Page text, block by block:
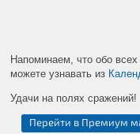
Напоминаем, что обо
можете узнавать из
Удачи на полях сражений!
Перейти в Премиум